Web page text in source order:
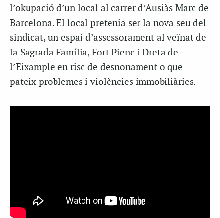
l’okupació d’un local al carrer d’Ausiàs Marc de
Barcelona. El local pretenia ser la nova seu del
sindicat, un espai d’assessorament al veïnat de
la Sagrada Família, Fort Pienc i Dreta de
l’Eixample en risc de desnonament o que
pateix problemes i violències immobiliàries.